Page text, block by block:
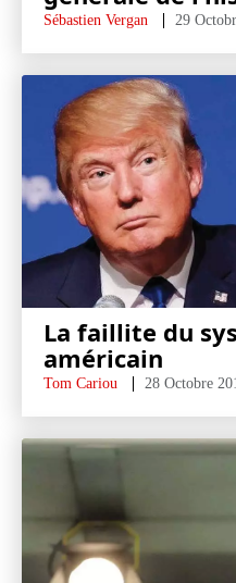
Sébastien Vergan 29
La faillite du
américain
Tom Cariou 28 Octobre